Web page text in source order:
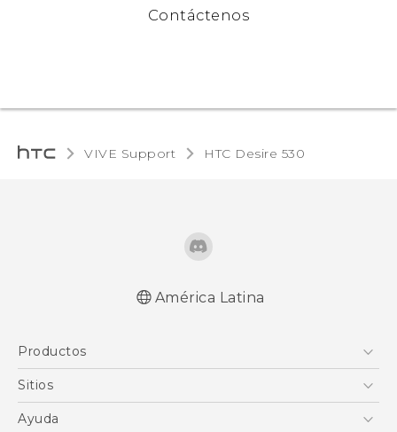
Contáctenos
VIVE Support HTC Desire 530‎
English - User manual
América Latina
Productos
5G
Sitios
HTC Desarrollo
Ayuda